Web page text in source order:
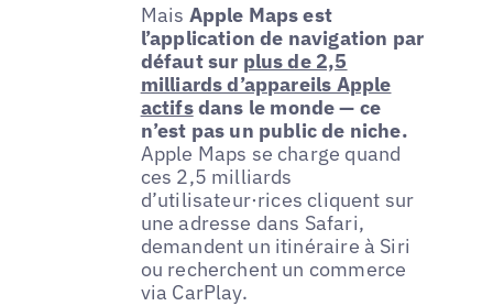
Mais Apple Maps est
l’application de navigation par
défaut sur plus de 2,5
milliards d’appareils Apple
actifsdans le monde — ce
n’est pas un public de niche.
Apple Maps se charge quand
ces 2,5 milliards
d’utilisateur·rices cliquent sur
une adresse dans Safari,
demandent un itinéraire à Siri
ou recherchent un commerce
via CarPlay.